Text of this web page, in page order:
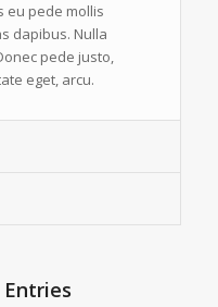
eu pede mollis
dapibus. Nulla
pede justo,
eget, arcu.